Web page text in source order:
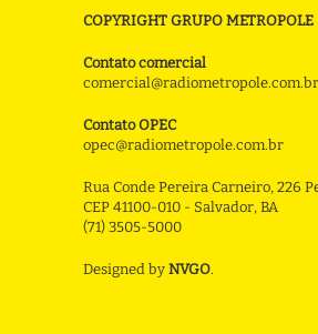
COPYRIGHT GRUPO METROPOLE
Contato comercial
comercial@radiometropole.com.br
Contato OPEC
opec@radiometropole.com.br
Rua Conde Pereira Carneiro, 226
CEP 41100-010 - Salvador, BA
(71) 3505-5000
Designed by NVGO.